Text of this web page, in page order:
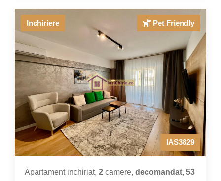
Inchiriere
IAS3829
Pet Friendly
Apartament inchiriat, 2 camere, decomandat, 53